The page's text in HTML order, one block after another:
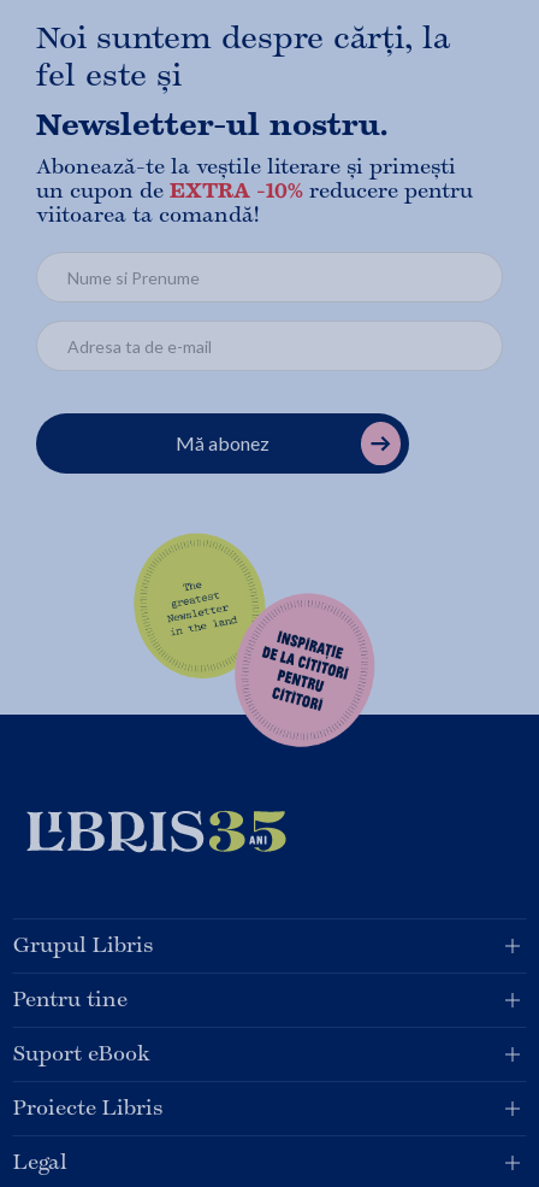
Noi suntem despre cărți, la
fel este și
Newsletter-ul nostru.
Abonează-te la veștile literare și primești
un cupon de EXTRA -10% reducere pentru
viitoarea ta comandă!
Mă abonez
Grupul Libris
Pentru tine
Suport eBook
Proiecte Libris
Legal